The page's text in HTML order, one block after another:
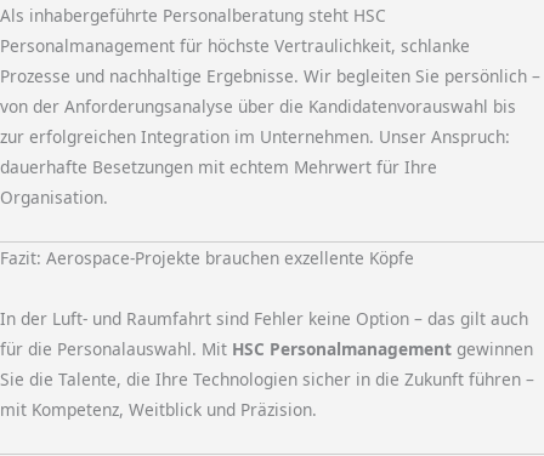
Als inhabergeführte Personalberatung steht HSC
Personalmanagement für höchste Vertraulichkeit, schlanke
Prozesse und nachhaltige Ergebnisse. Wir begleiten Sie persönlich –
von der Anforderungsanalyse über die Kandidatenvorauswahl bis
zur erfolgreichen Integration im Unternehmen. Unser Anspruch:
dauerhafte Besetzungen mit echtem Mehrwert für Ihre
Organisation.
Fazit: Aerospace-Projekte brauchen exzellente Köpfe
In der Luft- und Raumfahrt sind Fehler keine Option – das gilt auch
für die Personalauswahl. Mit HSC Personalmanagement gewinnen
Sie die Talente, die Ihre Technologien sicher in die Zukunft führen –
mit Kompetenz, Weitblick und Präzision.